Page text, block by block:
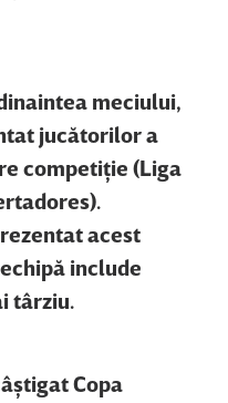
meciului,
jucătorilor a
competiţie (Liga
acest
include
târziu.
Copa